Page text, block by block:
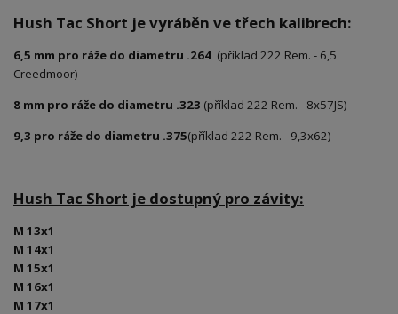
Hush Tac Short je vyráběn ve třech kalibrech:
6,5 mm pro ráže do diametru .264 (příklad 222 Rem. - 6,5
Creedmoor)
8 mm pro ráže do diametru .323 (příklad 222 Rem. - 8x57JS)
9,3 pro ráže do diametru .375(příklad 222 Rem. - 9,3x62)
Hush Tac Short je dostupný pro závity:
M 13x1
M 14x1
M 15x1
M 16x1
M 17x1